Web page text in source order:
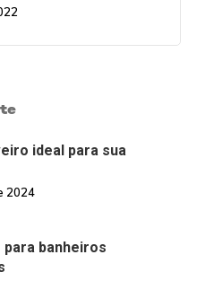
ideal para sua
2024
para banheiros